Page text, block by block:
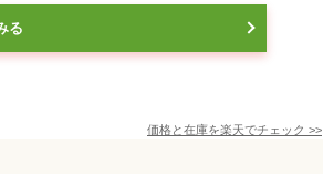
る
価格と在庫を楽天でチェック >>